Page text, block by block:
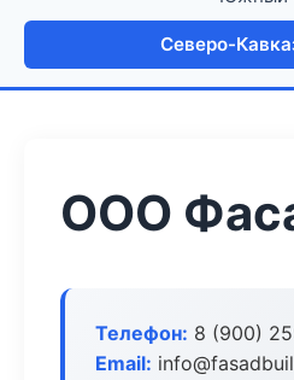
Северо-
ООО
Телефон: 8 (900)
Email: